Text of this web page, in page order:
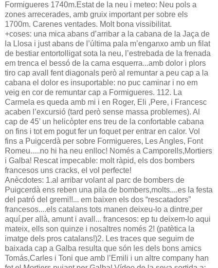
Formigueres 1740m.Estat de la neu i meteo: Neu pols a
zones arrecerades, amb gruix important per sobre els
1700m. Carenes ventades. Molt bona vissibilitat.
+coses: una mica abans d’arribar a la cabana de la Jaça de
la Llosa i just abans de l’última pala m’enganxo amb un filat
de bestiar entortolligat sota la neu, l’estrebada de la frenada
em trenca el bessó de la cama esquerra...amb dolor i plors
tiro cap avall fent diagonals però al remuntar a peu cap a la
cabana el dolor es insuportable: no puc caminar i no em
veig en cor de remuntar cap a Formigueres. 112. La
Carmela es queda amb mi i en Roger, Eli ,Pere, i Francesc
acaben l’excursió (tard però sense massa problemes). Al
cap de 45’ un helicòpter ens treu de la confortable cabana
on fins i tot em pogut fer un foquet per entrar en calor. Vol
fins a Puigcerdà per sobre Formigueres, Les Angles, Font
Romeu.....no hi ha neu enlloc! Només a Camporells,Mortiers
i Galba! Rescat impecable: molt ràpid, els dos bombers
francesos uns cracks, el vol perfecte!
Anècdotes: 1.al arribar volant al parc de bombers de
Puigcerdà ens reben una pila de bombers,molts....es la festa
del patró del gremi!!... em baixen els dos “rescatadors”
francesos....els catalans tots manen deixeu-lo a dintre,per
aquí,per allà, amunt i avall... francesos: ep tu deixem-lo aqui
mateix, ells son quinze i nosaltres només 2! (patètica la
imatge dels pros catalans!)2. Les traces que seguim de
baixada cap a Galba resulta que són les dels bons amics
Tomás,Carles i Toni que amb l’Emili i un altre company han